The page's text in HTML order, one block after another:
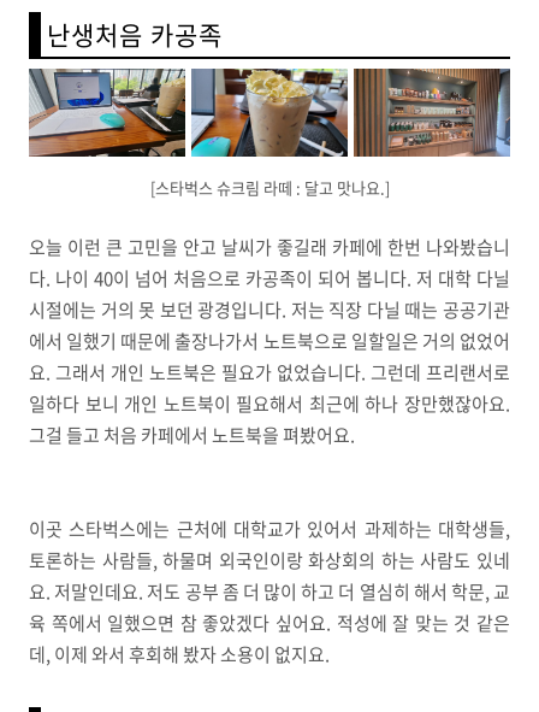
난생처음 카공족
[스타벅스 슈크림 라떼 : 달고 맛나요.]
오늘 이런 큰 고민을 안고 날씨가 좋길래 카페에 한번 나와봤습니
다. 나이 40이 넘어 처음으로 카공족이 되어 봅니다. 저 대학 다닐
시절에는 거의 못 보던 광경입니다. 저는 직장 다닐 때는 공공기관
에서 일했기 때문에 출장나가서 노트북으로 일할일은 거의 없었어
요. 그래서 개인 노트북은 필요가 없었습니다. 그런데 프리랜서로
일하다 보니 개인 노트북이 필요해서 최근에 하나 장만했잖아요.
그걸 들고 처음 카페에서 노트북을 펴봤어요.
이곳 스타벅스에는 근처에 대학교가 있어서 과제하는 대학생들,
토론하는 사람들, 하물며 외국인이랑 화상회의 하는 사람도 있네
요. 저말인데요. 저도 공부 좀 더 많이 하고 더 열심히 해서 학문, 교
육 쪽에서 일했으면 참 좋았겠다 싶어요. 적성에 잘 맞는 것 같은
데, 이제 와서 후회해 봤자 소용이 없지요.